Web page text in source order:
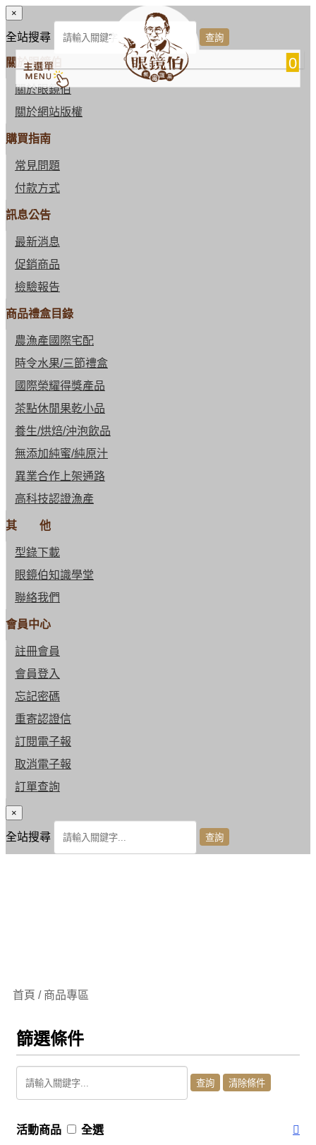
0
×
全站搜尋
關於眼鏡伯
關於眼鏡伯
關於網站版權
購買指南
常見問題
付款方式
訊息公告
最新消息
促銷商品
檢驗報告
商品禮盒目錄
農漁產國際宅配
時令水果/三節禮盒
國際榮耀得獎產品
茶點休閒果乾小品
養生/烘焙/沖泡飲品
無添加純蜜/純原汁
異業合作上架通路
高科技認證漁產
其 他
型錄下載
眼鏡伯知識學堂
聯絡我們
會員中心
註冊會員
會員登入
忘記密碼
重寄認證信
訂閱電子報
取消電子報
訂單查詢
×
全站搜尋
首頁 / 商品專區
篩選條件
活動商品 全選